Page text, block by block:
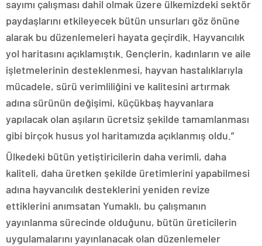
sayımı çalışması dahil olmak üzere ülkemizdeki sektör
paydaşlarını etkileyecek bütün unsurları göz önüne
alarak bu düzenlemeleri hayata geçirdik. Hayvancılık
yol haritasını açıklamıştık. Gençlerin, kadınların ve aile
işletmelerinin desteklenmesi, hayvan hastalıklarıyla
mücadele, sürü verimliliğini ve kalitesini artırmak
adına sürünün değişimi, küçükbaş hayvanlara
yapılacak olan aşıların ücretsiz şekilde tamamlanması
gibi birçok husus yol haritamızda açıklanmış oldu.”
Ülkedeki bütün yetiştiricilerin daha verimli, daha
kaliteli, daha üretken şekilde üretimlerini yapabilmesi
adına hayvancılık desteklerini yeniden revize
ettiklerini anımsatan Yumaklı, bu çalışmanın
yayınlanma sürecinde olduğunu, bütün üreticilerin
uygulamalarını yayınlanacak olan düzenlemeler